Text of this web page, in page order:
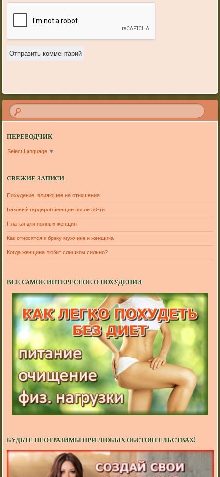
ПЕРЕВОДЧИК
Select Language ▼
СВЕЖИЕ ЗАПИСИ
Похудение, влияющее на отношения
Базовый гардероб женщин после 50-ти
Платья для полных женщин
Как относятся к браку мужчина и женщина
Когда женщина любит слишком сильно?
ВСЕ САМОЕ ИНТЕРЕСНОЕ О ПОХУДЕНИИ
БУДЬТЕ НЕОТРАЗИМЫ ПРИ ЛЮБЫХ ОБСТОЯТЕЛЬСТВАХ!